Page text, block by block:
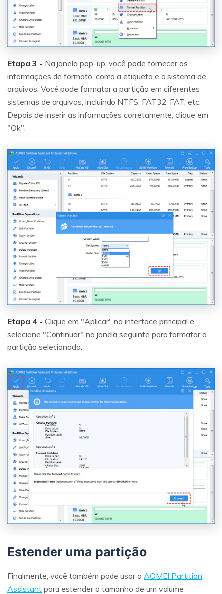
Etapa 3 - Na janela pop-up, você pode fornecer as
informações de formato, como a etiqueta e o sistema de
arquivos. Você pode formatar a partição em diferentes
sistemas de arquivos, incluindo NTFS, FAT32, FAT, etc.
Depois de inserir as informações corretamente, clique em
"Ok".
Etapa 4 - Clique em "Aplicar" na interface principal e
selecione "Continuar" na janela seguinte para formatar a
partição selecionada.
Estender uma partição
Finalmente, você também pode usar o AOMEI Partition
Assistant para estender o tamanho de um volume